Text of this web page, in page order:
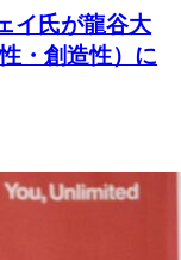
イ氏が龍谷大
・創造性）に